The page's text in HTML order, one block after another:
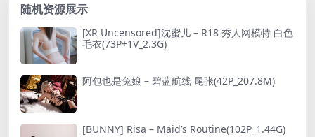
随机资源展示
[XR Uncensored]沈蜜儿 – R18 秀人网模特 白色
毛衣(73P+1V_2.3G)
阿包也是兔娘 – 碧蓝航线 尾张(42P_207.8M)
[BUNNY] Risa – Maid’s Routine(102P_1.44G)